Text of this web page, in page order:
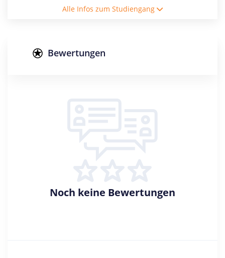
Vollzeitstudium
Wintersemester
Alle Infos zum Studiengang
Bewertungen
Noch keine Bewertungen